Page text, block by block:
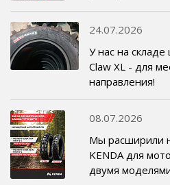
24.07.2026
У нас на
Claw XL - для
направления!
08.07.2026
Мы расширили
KENDA для
двумя